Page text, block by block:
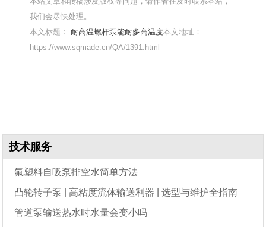
我们会尽快处理。
本文标题：耐高温螺杆泵能耐多高温度本文地址：
https://www.sqmade.cn/QA/1391.html
技术服务
氟塑料自吸泵排空水简单方法
凸轮转子泵 | 高粘度流体输送利器 | 选型与维护全指南
管道泵输送热水时水量会变小吗